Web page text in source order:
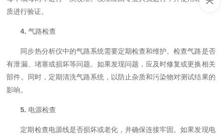
质进行验证。
4. 气路检查
同步热分析仪中的气路系统需要定期检查和维护。检查气路是否
有泄漏、堵塞或损坏等问题。如果发现问题，应及时修复或更换相关
部件。同时，定期清洗气路系统，以防止杂质和污染物对测试结果的
影响。
5. 电源检查
定期检查电源线是否损坏或老化，并确保连接牢固。如果发现电